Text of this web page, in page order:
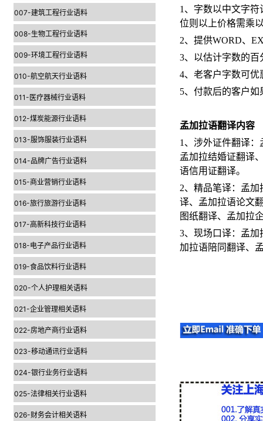
007-建筑工程行业语料
008-生物工程行业语料
009-环境工程行业语料
010-航空航天行业语料
011-医疗器械行业语料
012-煤炭能源行业语料
013-服饰服装行业语料
014-品牌广告行业语料
015-商业营销行业语料
016-旅行旅游行业语料
017-高新科技行业语料
018-电子产品行业语料
019-食品饮料行业语料
020-个人护理相关语料
021-企业管理相关语料
022-房地产商行业语料
023-移动通讯行业语料
024-银行业务行业语料
025-法律相关行业语料
026-财务会计相关语料
1、字数以中文字
位则以上价格需乘
2、提供WORD、
3、以估计字数的
4、老客户字数可优
5、付款后的客户
孟加拉语翻译内容
1、涉外证件翻译
孟加拉结婚证翻译
语信用证翻译。
2、精品笔译：孟
译、孟加拉语论文
图纸翻译、孟加拉
3、现场口译：孟
加拉语陪同翻译、